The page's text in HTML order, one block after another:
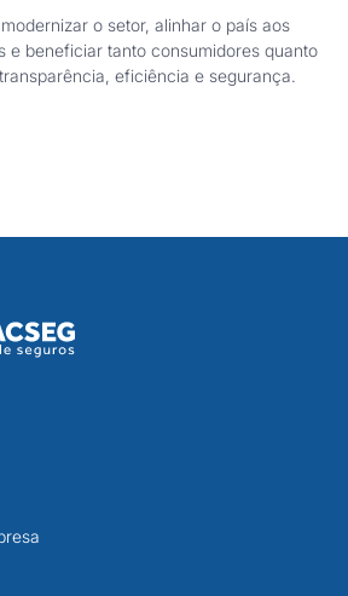
o setor, alinhar o país aos
e beneficiar tanto consumidores quanto
eficiência e segurança.